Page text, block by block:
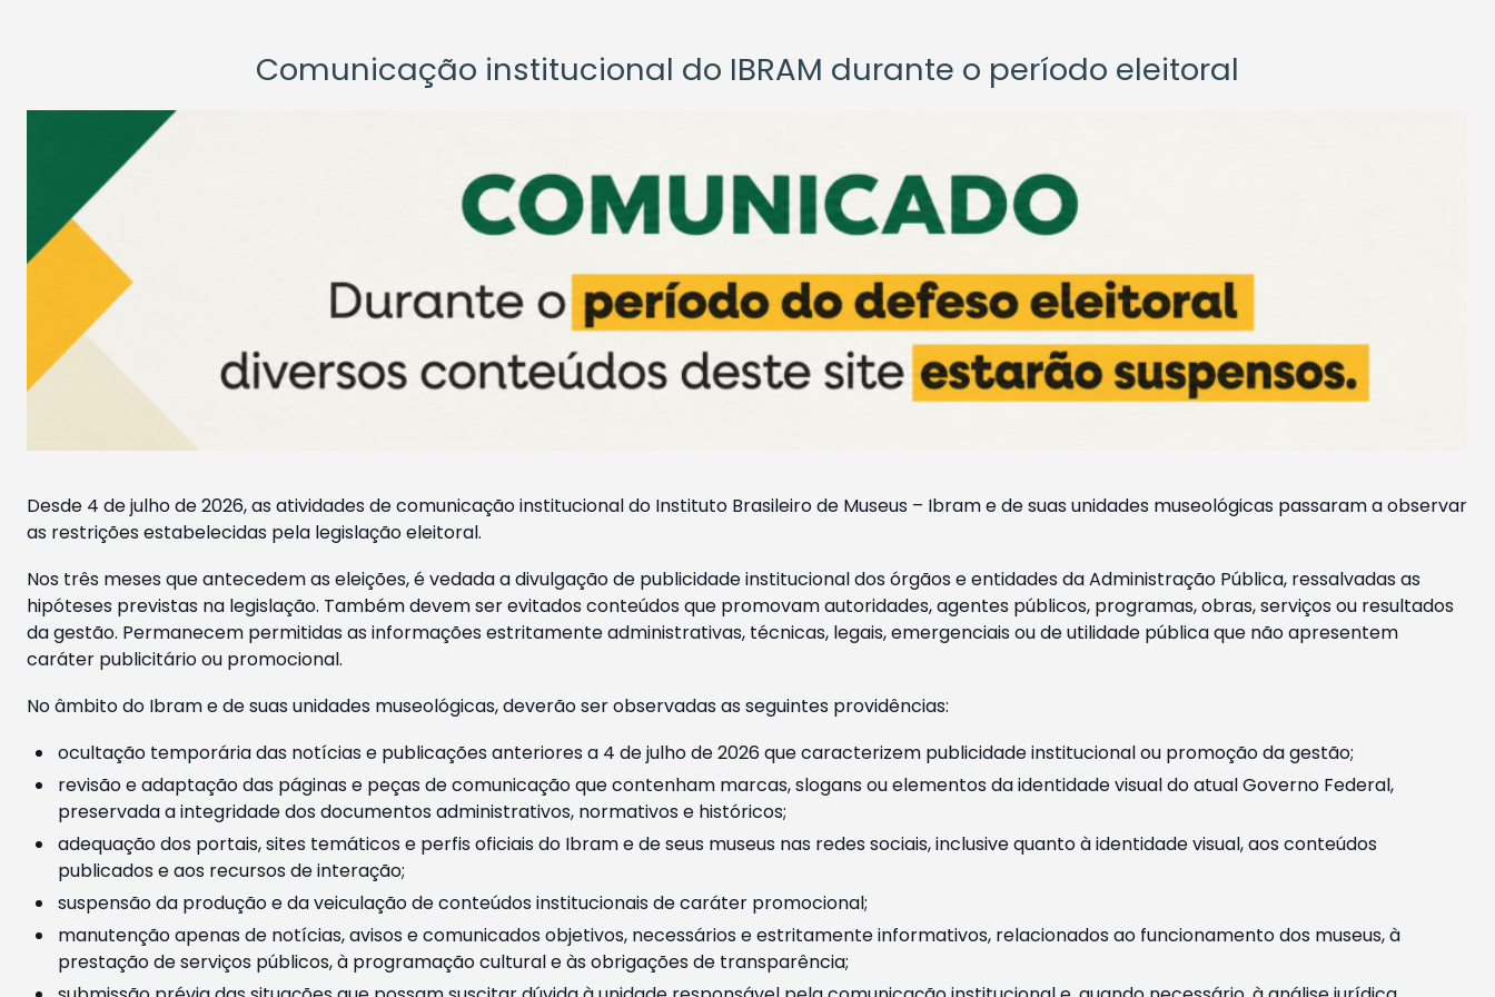
Comunicação institucional do IBRAM durante o período eleitoral
Desde 4 de julho de 2026, as atividades de comunicação institucional do Instituto Brasileiro de Museus – Ibram e de suas unidades museológicas passaram a observar
as restrições estabelecidas pela legislação eleitoral.
Nos três meses que antecedem as eleições, é vedada a divulgação de publicidade institucional dos órgãos e entidades da Administração Pública, ressalvadas as
hipóteses previstas na legislação. Também devem ser evitados conteúdos que promovam autoridades, agentes públicos, programas, obras, serviços ou resultados
da gestão. Permanecem permitidas as informações estritamente administrativas, técnicas, legais, emergenciais ou de utilidade pública que não apresentem
caráter publicitário ou promocional.
No âmbito do Ibram e de suas unidades museológicas, deverão ser observadas as seguintes providências:
ocultação temporária das notícias e publicações anteriores a 4 de julho de 2026 que caracterizem publicidade institucional ou promoção da gestão;
revisão e adaptação das páginas e peças de comunicação que contenham marcas, slogans ou elementos da identidade visual do atual Governo Federal,
preservada a integridade dos documentos administrativos, normativos e históricos;
adequação dos portais, sites temáticos e perfis oficiais do Ibram e de seus museus nas redes sociais, inclusive quanto à identidade visual, aos conteúdos
publicados e aos recursos de interação;
suspensão da produção e da veiculação de conteúdos institucionais de caráter promocional;
manutenção apenas de notícias, avisos e comunicados objetivos, necessários e estritamente informativos, relacionados ao funcionamento dos museus, à
prestação de serviços públicos, à programação cultural e às obrigações de transparência;